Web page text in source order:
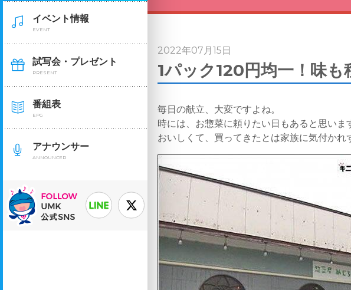
イベント情報
EVENT
試写会・プレゼント
PRESENT
番組表
EPG
アナウンサー
ANNOUNCER
2022年07月15日
1パック120円均一！味
毎日の献立、大変ですよね。
時には、お惣菜に頼りたい日もあると思いま
おいしくて、買ってきたとは家族に気付かれ